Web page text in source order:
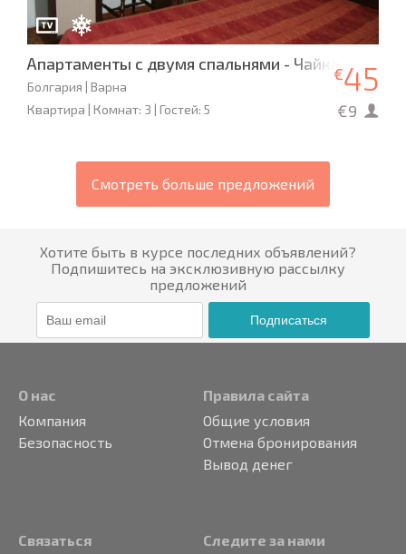
Апартаменты с двумя спальнями - Чайка, Варна
Болгария | Варна
Квартира | Комнат: 3 | Гостей: 5
€45
€9
Смотреть больше предложений
Хотите быть в курсе последних объявлений?
Подпишитесь на эксклюзивную рассылку
предложений
Подписаться
О нас
Компания
Безопасность
Правила сайта
Общие условия
Отмена бронирования
Вывод денег
Связаться Следите за нами